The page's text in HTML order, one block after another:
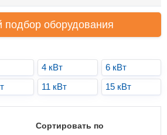
подбор оборудования
4 кВт
6 кВт
11 кВт 15 кВт
Сортировать по